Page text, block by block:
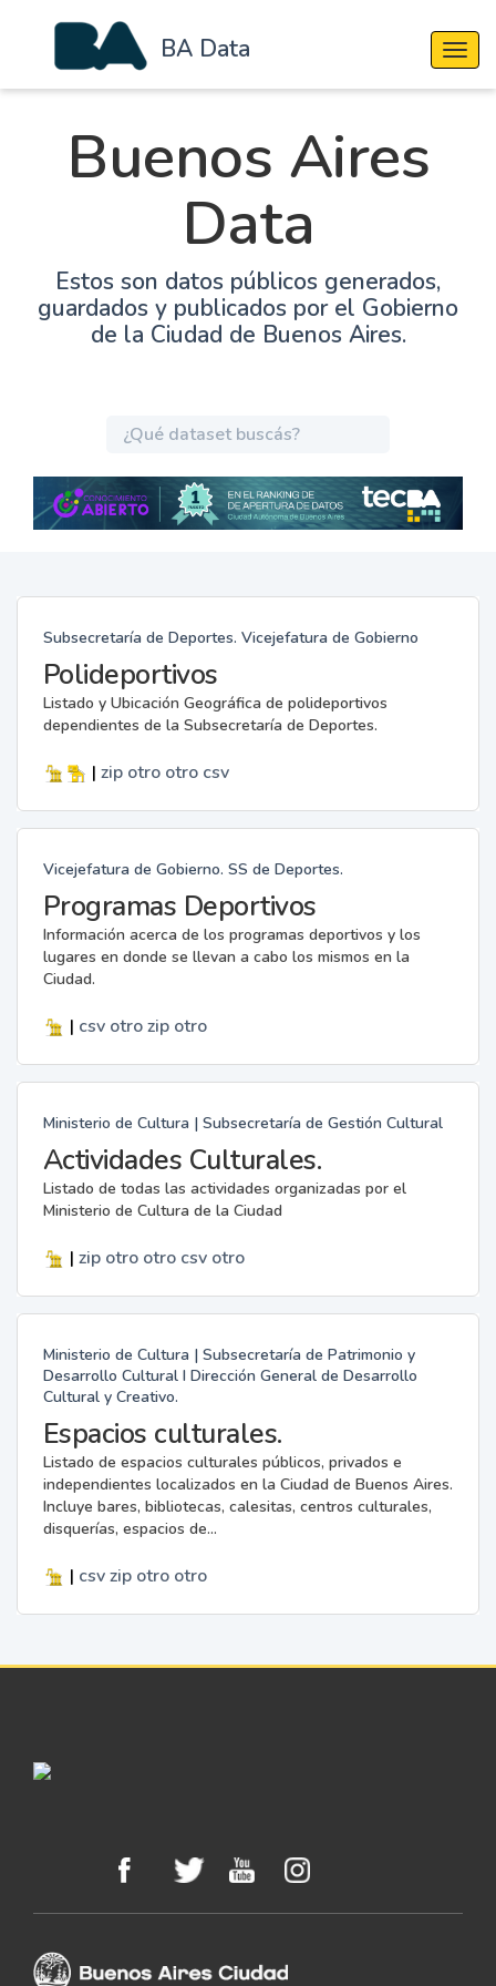
BA Data
Buenos Aires
Data
Estos son datos públicos generados,
guardados y publicados por el Gobierno
de la Ciudad de Buenos Aires.
Subsecretaría de Deportes. Vicejefatura de Gobierno
Polideportivos
Listado y Ubicación Geográfica de polideportivos
dependientes de la Subsecretaría de Deportes.
| zip otro otro csv
Vicejefatura de Gobierno. SS de Deportes.
Programas Deportivos
Información acerca de los programas deportivos y los
lugares en donde se llevan a cabo los mismos en la
Ciudad.
| csv otro zip otro
Ministerio de Cultura | Subsecretaría de Gestión Cultural
Actividades Culturales.
Listado de todas las actividades organizadas por el
Ministerio de Cultura de la Ciudad
| zip otro otro csv otro
Ministerio de Cultura | Subsecretaría de Patrimonio y
Desarrollo Cultural I Dirección General de Desarrollo
Cultural y Creativo.
Espacios culturales.
Listado de espacios culturales públicos, privados e
independientes localizados en la Ciudad de Buenos Aires.
Incluye bares, bibliotecas, calesitas, centros culturales,
disquerías, espacios de...
| csv zip otro otro